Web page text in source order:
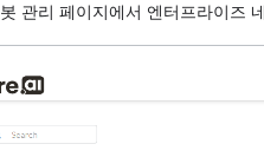
관리 페이지에서 엔터프라이즈